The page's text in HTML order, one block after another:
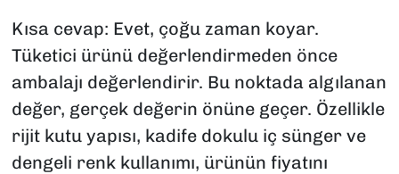
Kısa cevap: Evet, çoğu zaman koyar.
Tüketici ürünü değerlendirmeden önce
ambalajı değerlendirir. Bu noktada algılanan
değer, gerçek değerin önüne geçer. Özellikle
rijit kutu yapısı, kadife dokulu iç sünger ve
dengeli renk kullanımı, ürünün fiyatını